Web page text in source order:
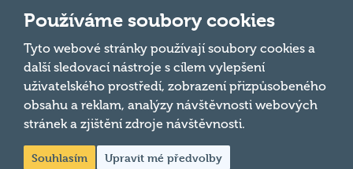
602 00 Brno, IČ:
03980138, DIČ:
CZ03980138 je vedena
pod spisovou značkou
a oddílem 90428 C u
Krajského soudu v
Brně.
Nahoru
Používáme soubory cookies
Tyto webové stránky používají soubory cookies a
další sledovací nástroje s cílem vylepšení
uživatelského prostředí, zobrazení přizpůsobeného
obsahu a reklam, analýzy návštěvnosti webových
stránek a zjištění zdroje návštěvnosti.
Souhlasím Upravit mé předvolby